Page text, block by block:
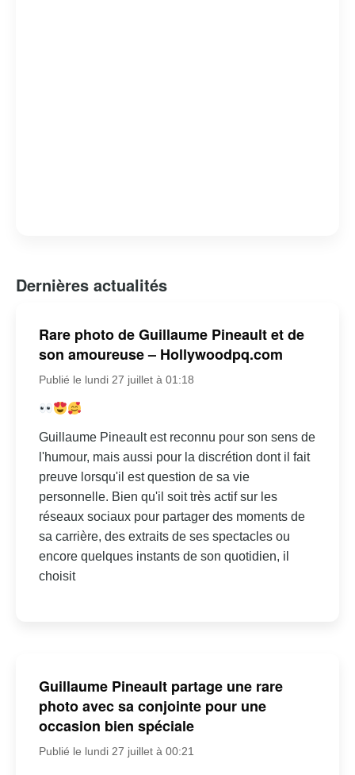
Dernières actualités
Rare photo de Guillaume Pineault et de
son amoureuse – Hollywoodpq.com
Publié le lundi 27 juillet à 01:18
Guillaume Pineault est reconnu pour son sens de
l'humour, mais aussi pour la discrétion dont il fait
preuve lorsqu'il est question de sa vie
personnelle. Bien qu'il soit très actif sur les
réseaux sociaux pour partager des moments de
sa carrière, des extraits de ses spectacles ou
encore quelques instants de son quotidien, il
choisit
Guillaume Pineault partage une rare
photo avec sa conjointe pour une
occasion bien spéciale
Publié le lundi 27 juillet à 00:21